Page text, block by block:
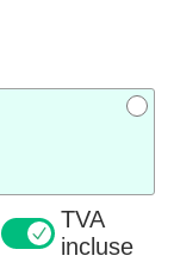
TVA
incluse